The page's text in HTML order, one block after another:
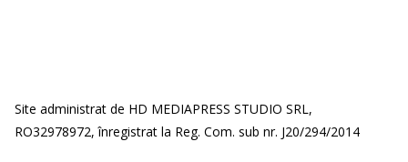
Site administrat de HD MEDIAPRESS STUDIO SRL,
RO32978972, înregistrat la Reg. Com. sub nr. J20/294/2014